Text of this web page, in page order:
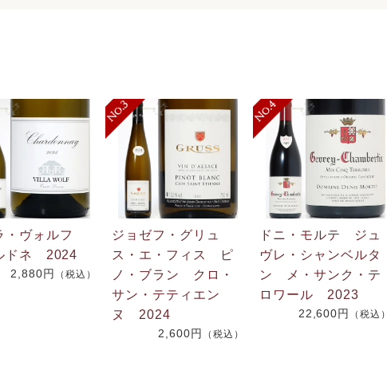
・ヴォルフ
ドネ 2024
2,880円 （税込）
ジョゼフ・グリュ
ス・エ・フィス ピ
ノ・ブラン クロ・
サン・テティエン
ヌ 2024
2,600円 （税込）
ドニ・モルテ ジュ
ヴレ・シャンベルタ
ン メ・サンク・テ
ロワール 2023
22,600円 （税込）